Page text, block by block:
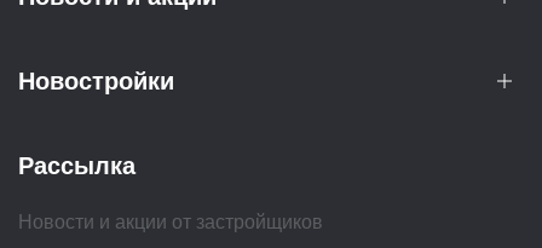
Новостройки
Рассылка
Новости и акции от застройщиков